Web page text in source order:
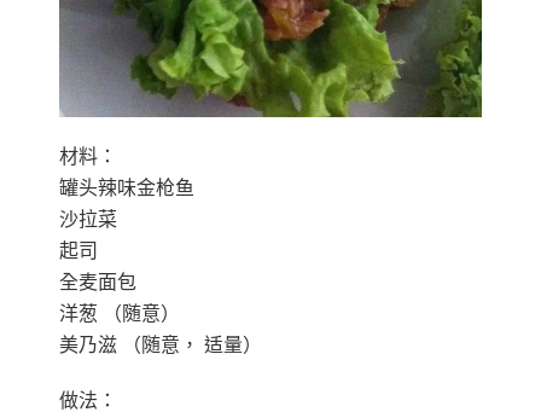
材料：
罐头辣味金枪鱼
沙拉菜
起司
全麦面包
洋葱 （随意）
美乃滋 （随意， 适量）
做法：